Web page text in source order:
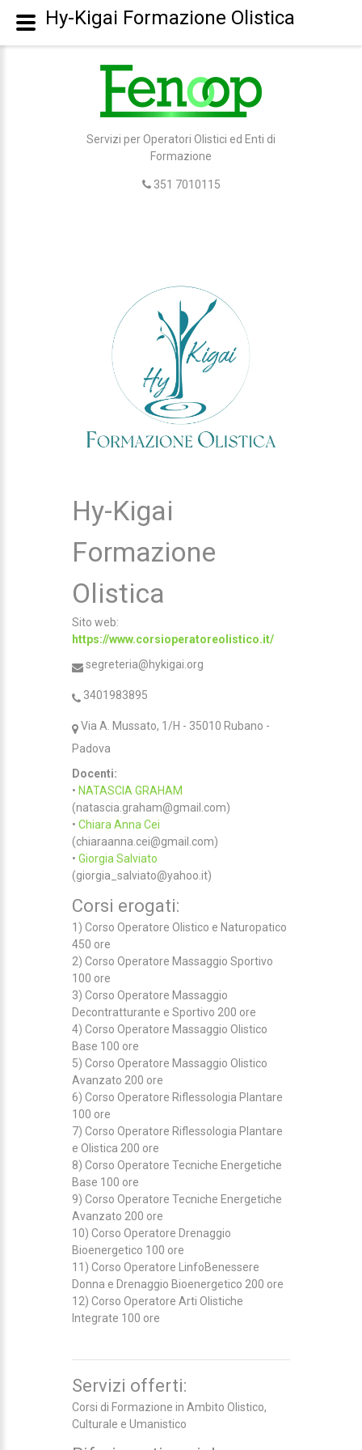
Servizi per Operatori Olistici ed Enti di
Formazione
351 7010115
Hy-Kigai
Formazione
Olistica
Sito web:
https://www.corsioperatoreolistico.it/
segreteria@hykigai.org
3401983895
Via A. Mussato, 1/H - 35010 Rubano -
Padova
Docenti:
• NATASCIA GRAHAM
(natascia.graham@gmail.com)
• Chiara Anna Cei
(chiaraanna.cei@gmail.com)
• Giorgia Salviato
(giorgia_salviato@yahoo.it)
Corsi erogati:
1) Corso Operatore Olistico e Naturopatico
450 ore
2) Corso Operatore Massaggio Sportivo
100 ore
3) Corso Operatore Massaggio
Decontratturante e Sportivo 200 ore
4) Corso Operatore Massaggio Olistico
Base 100 ore
5) Corso Operatore Massaggio Olistico
Avanzato 200 ore
6) Corso Operatore Riflessologia Plantare
100 ore
7) Corso Operatore Riflessologia Plantare
e Olistica 200 ore
8) Corso Operatore Tecniche Energetiche
Base 100 ore
9) Corso Operatore Tecniche Energetiche
Avanzato 200 ore
10) Corso Operatore Drenaggio
Bioenergetico 100 ore
11) Corso Operatore LinfoBenessere
Donna e Drenaggio Bioenergetico 200 ore
12) Corso Operatore Arti Olistiche
Integrate 100 ore
Servizi offerti:
Corsi di Formazione in Ambito Olistico,
Culturale e Umanistico
Hy-Kigai Formazione Olistica